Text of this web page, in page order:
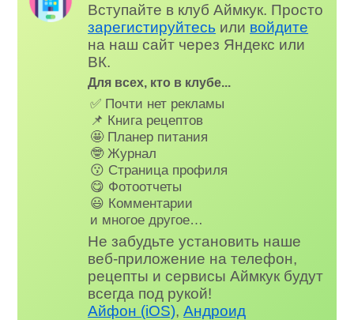
Вступайте в клуб Аймкук. Просто
зарегистируйтесь или войдите
на наш сайт через Яндекс или
ВК.
Для всех, кто в клубе...
✅ Почти нет рекламы
📌 Книга рецептов
🤩 Планер питания
🤓 Журнал
😗 Страница профиля
😋 Фотоотчеты
😃 Комментарии
и многое другое…
Не забудьте установить наше
веб-приложение на телефон,
рецепты и сервисы Аймкук будут
всегда под рукой!
Айфон (iOS),Андроид